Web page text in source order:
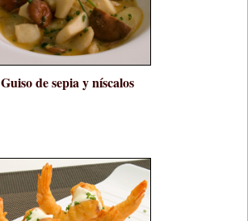
Guiso de sepia y níscalos